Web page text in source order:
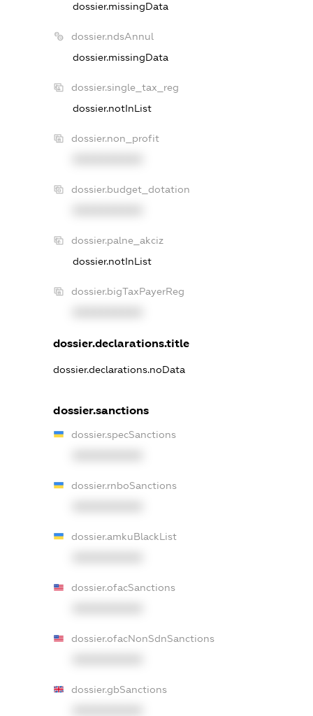
dossier.missingData
dossier.ndsAnnul
dossier.missingData
dossier.single_tax_reg
dossier.notInList
dossier.non_profit
dossier.budget_dotation
dossier.palne_akciz
dossier.notInList
dossier.bigTaxPayerReg
dossier.declarations.title
dossier.declarations.noData
dossier.sanctions
dossier.specSanctions
dossier.rnboSanctions
dossier.amkuBlackList
dossier.ofacSanctions
dossier.ofacNonSdnSanctions
dossier.gbSanctions